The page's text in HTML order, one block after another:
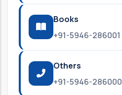
Books
+91-5946-286001
Others
+91-5946-286000